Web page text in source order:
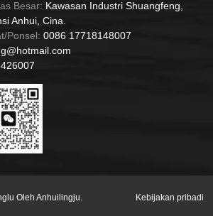
Besar: Kawasan Industri Shuangfeng,
Anhui, Cina.
Ponsel: 0086 17718148007
Oleh Anhuilingju. Kebijakan pribadi